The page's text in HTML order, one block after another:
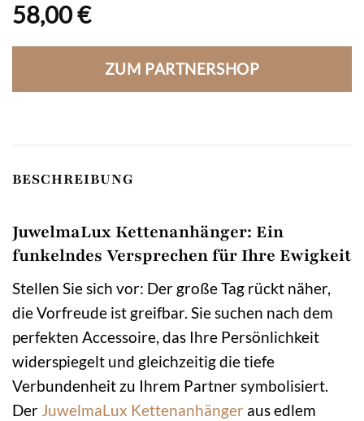
58,00€
ZUM PARTNERSHOP
BESCHREIBUNG
JuwelmaLux Kettenanhänger: Ein
funkelndes Versprechen für Ihre Ewigkeit
Stellen Sie sich vor: Der große Tag rückt näher,
die Vorfreude ist greifbar. Sie suchen nach dem
perfekten Accessoire, das Ihre Persönlichkeit
widerspiegelt und gleichzeitig die tiefe
Verbundenheit zu Ihrem Partner symbolisiert.
Der JuwelmaLux Kettenanhänger aus edlem